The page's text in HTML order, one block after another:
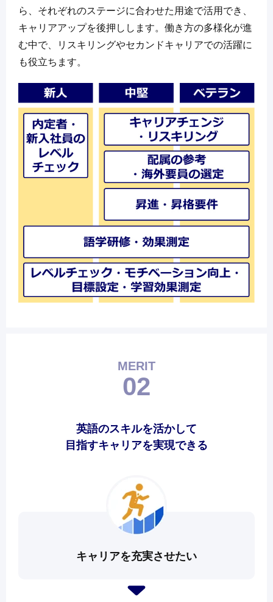
ら、それぞれのステージに合わせた用途で活用でき、
キャリアアップを後押しします。働き方の多様化が進
む中で、リスキリングやセカンドキャリアでの活躍に
も役立ちます。
MERIT
02
英語のスキルを活かして
目指すキャリアを実現できる
キャリアを充実させたい